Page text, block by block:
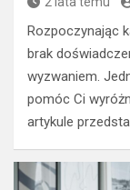
Rozpoczynając
brak
wyzwaniem.
pomóc Ci
artykule